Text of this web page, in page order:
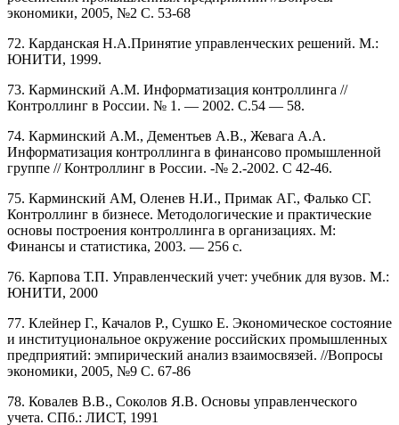
экономики, 2005, №2 С. 53-68
72. Карданская Н.А.Принятие управленческих решений. М.:
ЮНИТИ, 1999.
73. Карминский А.М. Информатизация контроллинга //
Контроллинг в России. № 1. — 2002. С.54 — 58.
74. Карминский А.М., Дементьев А.В., Жевага А.А.
Информатизация контроллинга в финансово промышленной
группе // Контроллинг в России. -№ 2.-2002. С 42-46.
75. Карминский AM, Оленев Н.И., Примак АГ., Фалько СГ.
Контроллинг в бизнесе. Методологические и практические
основы построения контроллинга в организациях. М:
Финансы и статистика, 2003. — 256 с.
76. Карпова Т.П. Управленческий учет: учебник для вузов. М.:
ЮНИТИ, 2000
77. Клейнер Г., Качалов Р., Сушко Е. Экономическое состояние
и институциональное окружение российских промышленных
предприятий: эмпирический анализ взаимосвязей. //Вопросы
экономики, 2005, №9 С. 67-86
78. Ковалев В.В., Соколов Я.В. Основы управленческого
учета. СПб.: ЛИСТ, 1991